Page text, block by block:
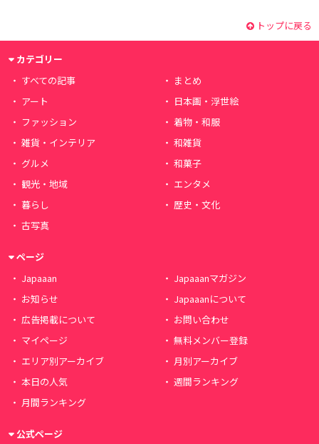
トップに戻る
カテゴリー
すべての記事
まとめ
アート
日本画・浮世絵
ファッション
着物・和服
雑貨・インテリア
和雑貨
グルメ
和菓子
観光・地域
エンタメ
暮らし
歴史・文化
古写真
ページ
Japaaan
Japaaanマガジン
お知らせ
Japaaanについて
広告掲載について
お問い合わせ
マイページ
無料メンバー登録
エリア別アーカイブ
月別アーカイブ
本日の人気
週間ランキング
月間ランキング
公式ページ